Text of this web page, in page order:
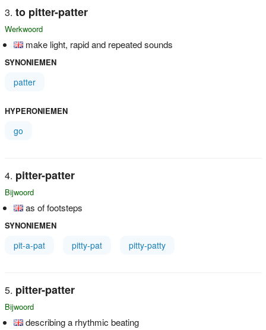
to pitter-patter
Werkwoord
make light, rapid and repeated sounds
SYNONIEMEN
patter
HYPERONIEMEN
go
pitter-patter
Bijwoord
as of footsteps
SYNONIEMEN
pit-a-pat pitty-pat pitty-patty
pitter-patter
Bijwoord
describing a rhythmic beating